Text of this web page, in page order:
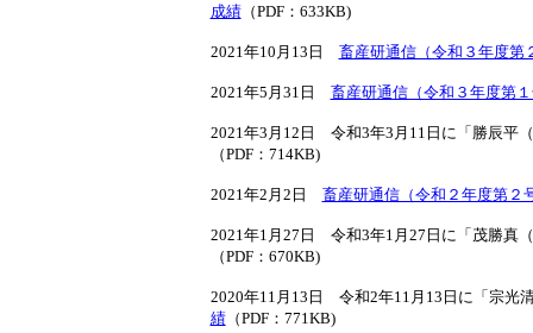
成績（PDF：633KB)
2021年10月13日 畜産研通信（令和３年度第
2021年5月31日 畜産研通信（令和３年度第
2021年3月12日 令和3年3月11日に「勝辰平
（PDF：714KB)
2021年2月2日 畜産研通信（令和２年度第２
2021年1月27日 令和3年1月27日に「茂勝真
（PDF：670KB)
2020年11月13日 令和2年11月13日に「宗光
績（PDF：771KB)